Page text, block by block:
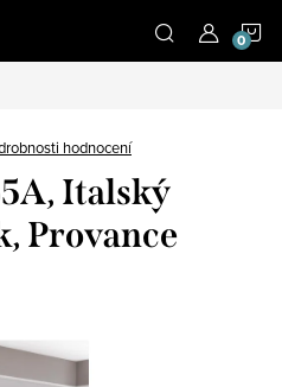
hodnocení
Italský
Provance